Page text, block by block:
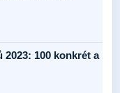
100 konkrét a